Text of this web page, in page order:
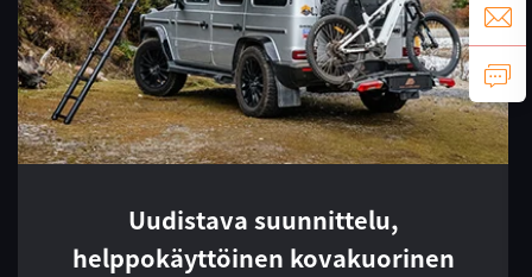
Uudistava suunnittelu,
helppokäyttöinen kovakuorinen